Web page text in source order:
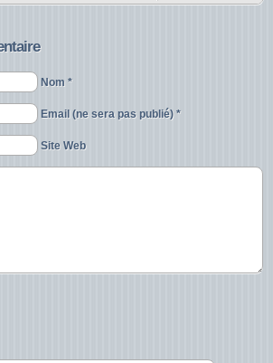
Nom *
Email (ne sera pas publié) *
Site Web